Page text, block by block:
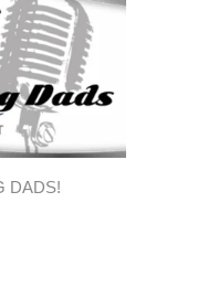
DADS!